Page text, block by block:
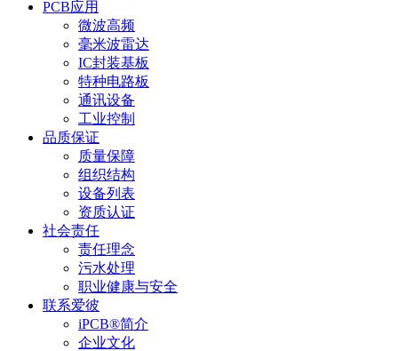
PCB应用
微波高频
毫米波雷达
IC封装基板
特种电路板
通讯设备
工业控制
品质保证
质量保障
组织结构
设备列表
资质认证
社会责任
责任理念
污水处理
职业健康与安全
联系爱彼
iPCB®简介
企业文化